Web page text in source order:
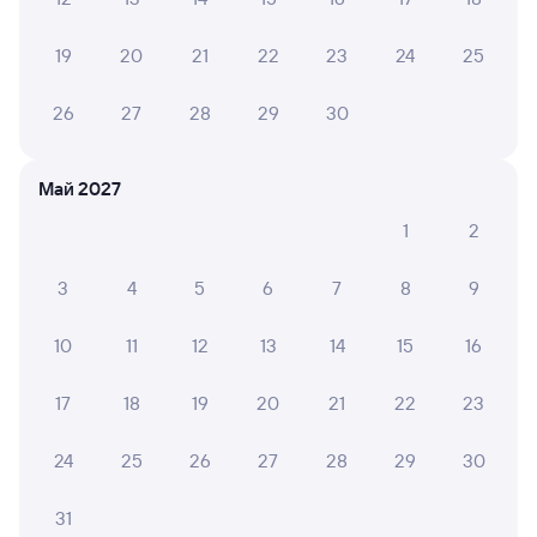
от 3 ⁠069 ⁠₽ 4 ⁠318 ⁠₽
Выберите дату
из Москвы Белорусской
Минск-Пасс.
10:06
от 1 ⁠805 ⁠₽
Выберите дату
19 20 21 22 23 24 25
26 27 28 29 30
Май 2027
1
2
3 4 5 6 7 8 9
10 11 12 13 14 15 16
17 18 19 20 21 22 23
24 25 26 27 28 29 30
31